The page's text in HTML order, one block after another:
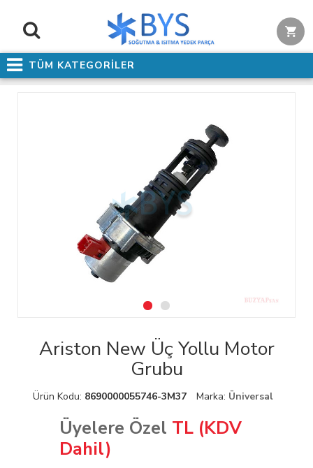
TÜM KATEGORİLER
Ariston New Üç Yollu Motor
Grubu
Ürün Kodu: 8690000055746-3M37 Marka: Üniversal
Üyelere Özel TL (KDV
Dahil)